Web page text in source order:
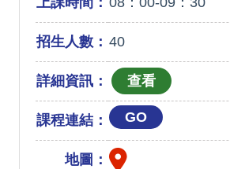
招生人數： 40
詳細資訊：
課程連結： GO
地圖：